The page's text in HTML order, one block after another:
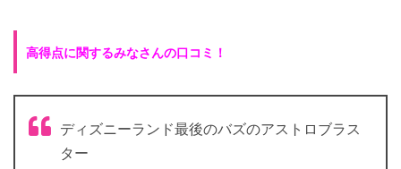
高得点に関するみなさんの口コミ！
ディズニーランド最後のバズのアストロブラス
ター